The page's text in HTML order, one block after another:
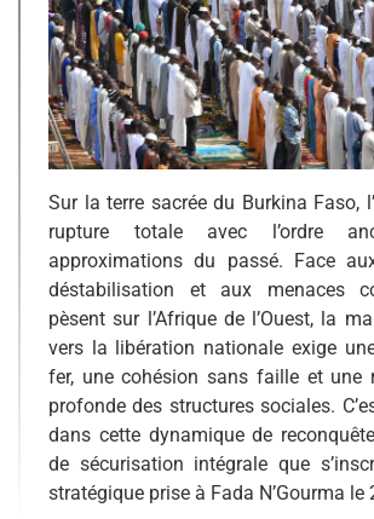
Sur la terre sacrée du Burkina Faso,
rupture totale avec l’ordre
approximations du passé. Face
déstabilisation et aux menaces
pèsent sur l’Afrique de l’Ouest, la
vers la libération nationale exige
fer, une cohésion sans faille et une
profonde des structures sociales.
dans cette dynamique de
de sécurisation intégrale que
stratégique prise à Fada N’Gourma le